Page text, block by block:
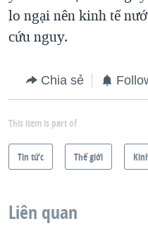
lo ngại nên kinh tế
cứu nguy.
Chia sẻ
This item is part of
Tin tức Thế giới
Liên quan